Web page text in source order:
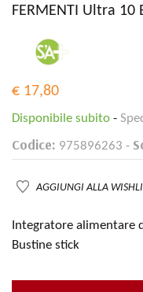
FERMENTI Ultra 10
€ 17,80
Disponibile subito -
Codice: 975896263 -
AGGIUNGI ALLA
Integratore
Bustine stick